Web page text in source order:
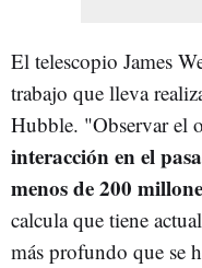
El telescopio James
trabajo que lleva
Hubble. "Observar el
interacción en el
menos de 200
calcula que tiene
más profundo que se